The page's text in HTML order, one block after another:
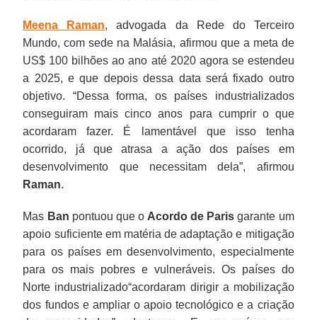
Meena Raman, advogada da Rede do Terceiro
Mundo, com sede na Malásia, afirmou que a meta de
US$ 100 bilhões ao ano até 2020 agora se estendeu
a 2025, e que depois dessa data será fixado outro
objetivo. “Dessa forma, os países industrializados
conseguiram mais cinco anos para cumprir o que
acordaram fazer. É lamentável que isso tenha
ocorrido, já que atrasa a ação dos países em
desenvolvimento que necessitam dela”, afirmou
Raman.
Mas Ban pontuou que o Acordo de Paris garante um
apoio suficiente em matéria de adaptação e mitigação
para os países em desenvolvimento, especialmente
para os mais pobres e vulneráveis. Os países do
Norte industrializado“acordaram dirigir a mobilização
dos fundos e ampliar o apoio tecnológico e a criação